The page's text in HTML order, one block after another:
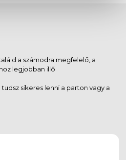
a számodra megfelelő, a
legjobban illő
sikeres lenni a parton vagy a